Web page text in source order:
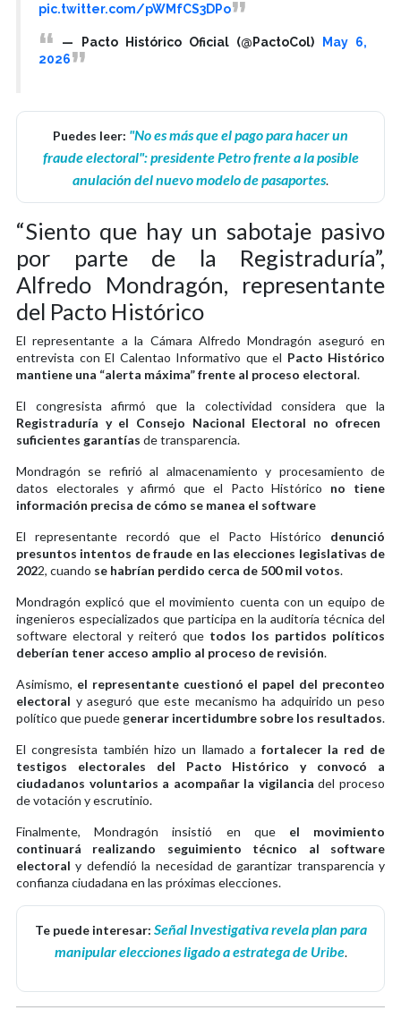
pic.twitter.com/pWMfCS3DPo
— Pacto Histórico Oficial (@PactoCol)
May 6,
2026
Puedes leer: "No es más que el pago para hacer un
fraude electoral": presidente Petro frente a la posible
anulación del nuevo modelo de pasaportes.
“Siento que hay un sabotaje pasivo
por parte de la Registraduría”,
Alfredo Mondragón, representante
del Pacto Histórico
El representante a la Cámara Alfredo Mondragón aseguró en
entrevista con El Calentao Informativo que el Pacto Histórico
mantiene una “alerta máxima” frente al proceso electoral.
El congresista afirmó que la colectividad considera que la
Registraduría y el Consejo Nacional Electoral no ofrecen
suficientes garantías de transparencia.
Mondragón se refirió al almacenamiento y procesamiento de
datos electorales y afirmó que el Pacto Histórico no tiene
información precisa de cómo se manea el software
El representante recordó que el Pacto Histórico denunció
presuntos intentos de fraude en las elecciones legislativas de
2022, cuando se habrían perdido cerca de 500 mil votos.
Mondragón explicó que el movimiento cuenta con un equipo de
ingenieros especializados que participa en la auditoría técnica del
software electoral y reiteró que todos los partidos políticos
deberían tener acceso amplio al proceso de revisión.
Asimismo, el representante cuestionó el papel del preconteo
electoral y aseguró que este mecanismo ha adquirido un peso
político que puede generar incertidumbre sobre los resultados.
El congresista también hizo un llamado a fortalecer la red de
testigos electorales del Pacto Histórico y convocó a
ciudadanos voluntarios a acompañar la vigilancia del proceso
de votación y escrutinio.
Finalmente, Mondragón insistió en que el movimiento
continuará realizando seguimiento técnico al software
electoral y defendió la necesidad de garantizar transparencia y
confianza ciudadana en las próximas elecciones.
Te puede interesar: Señal Investigativa revela plan para
manipular elecciones ligado a estratega de Uribe.